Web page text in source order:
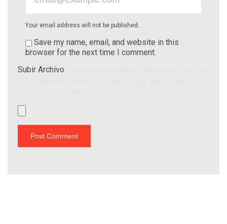
Your email address will not be published.
Save my name, email, and website in this
browser for the next time I comment.
Subir Archivo